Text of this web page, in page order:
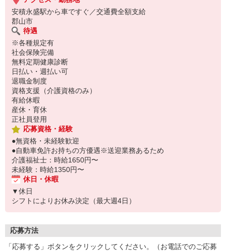
安積永盛駅から車ですぐ／交通費全額支給
郡山市
待遇
※各種規定有
社会保険完備
無料定期健康診断
日払い・週払い可
退職金制度
資格支援（介護資格のみ）
有給休暇
産休・育休
正社員登用
応募資格・経験
●無資格・未経験歓迎
●自動車免許お持ちの方優遇※送迎業務あるため
介護福祉士：時給1650円〜
未経験：時給1350円〜
休日・休暇
▼休日
シフトによりお休み決定（最大週4日）
応募方法
「応募する」ボタンをクリックしてください。（お電話でのご応募